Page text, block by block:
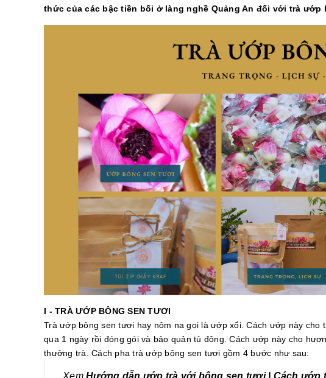
thức của các bậc tiền bối ở làng nghề Quảng An đối với trà ướp
I - TRÀ ƯỚP BÔNG SEN TƯƠI
Trà ướp bông sen tươi hay nôm na gọi là ướp xổi. Cách ướp này
qua 1 ngày rồi đóng gói và bảo quản tủ đông. Cách ướp này cho
thưởng trà. Cách pha trà ướp bông sen tươi gồm 4 bước như sau:
Xem Hướng dẫn ướp trà với bông sen tươi | Cách ướp